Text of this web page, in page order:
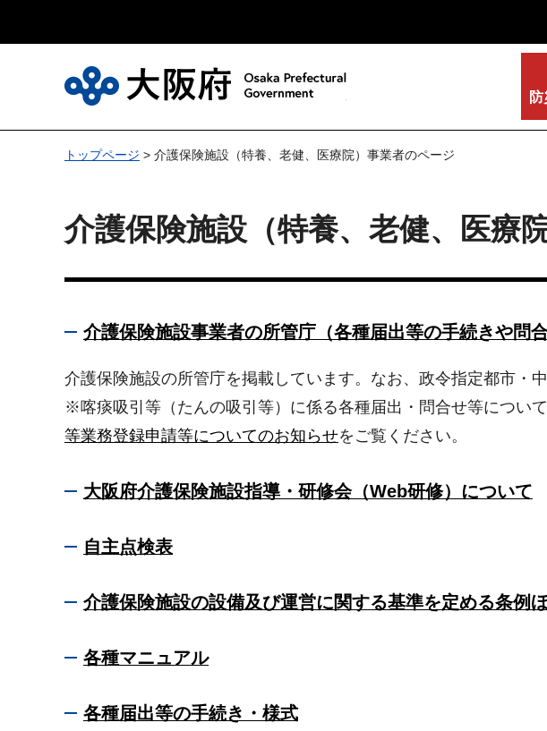
防
トップページ > 介護保険施設（特養、老健、医療院）事業者のページ
介護保険施設（特養、老健、医療
介護保険施設事業者の所管庁（各種届出等の手続きや問合
介護保険施設の所管庁を掲載しています。なお、政令指定都市・
※喀痰吸引等（たんの吸引等）に係る各種届出・問合せ等につい
等業務登録申請等についてのお知らせをご覧ください。
大阪府介護保険施設指導・研修会（Web研修）について
自主点検表
介護保険施設の設備及び運営に関する基準を定める条例
各種マニュアル
各種届出等の手続き・様式